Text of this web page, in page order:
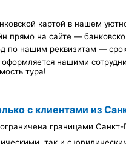
картой в нашем
прямо на сайте —
по нашим реквизитам —
нашими
тура!
с клиентами из
границами Санкт-